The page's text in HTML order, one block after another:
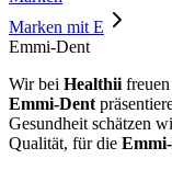
Marken mit E
Emmi-Dent
Wir bei Healthii
Emmi-Dent
Gesundheit schätzen
Qualität, für die